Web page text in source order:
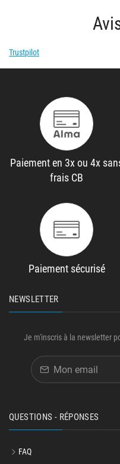
Trustpilot
Paiement en 3x ou 4x
frais CB
Paiement sécurisé
NEWSLETTER
Je m'inscris à la newsletter
QUESTIONS - RÉPONSES
FAQ